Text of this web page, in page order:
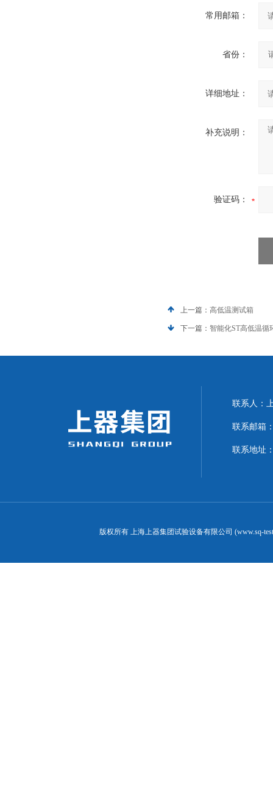
常用邮箱：
省份：
详细地址：
补充说明：
验证码：
上一篇： 高低温测试箱
下一篇： 智能化ST高低温循
联系人：
联系邮箱
联系地址
版权所有 上海上器集团试验设备有限公司 (www.sq-